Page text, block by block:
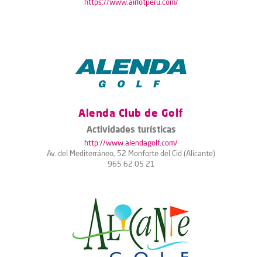
Alenda Club de Golf
Actividades turísticas
http://www.alendagolf.com/
Av. del Mediterráneo, 52 Monforte del Cid (Alicante)
965 62 05 21